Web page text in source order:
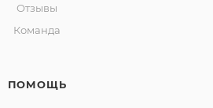
Отзывы
Команда
ПОМОЩЬ